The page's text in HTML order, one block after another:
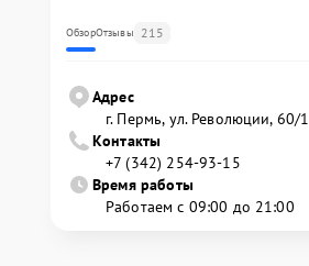
ОбзорОтзывы 215
Адрес
г. Пермь, ул. ​Революции, 60/1
Контакты
+7 (342) 254-93-15
Время работы
Работаем с 09:00 до 21:00